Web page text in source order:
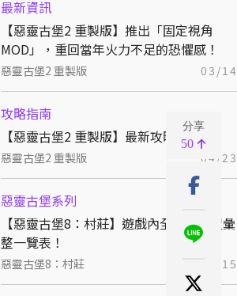
最新資訊
【惡靈古堡2 重製版】推出「固定視角
MOD」，重回當年火力不足的恐懼感！
惡靈古堡2 重製版 03/14
攻略指南
【惡靈古堡2 重製版】最新攻略彙整！
惡靈古堡2 重製版 04/23
惡靈古堡系列
【惡靈古堡8：村莊】遊戲內全廁所位置彙
整一覽表！
惡靈古堡8：村莊 12/15
分享
50